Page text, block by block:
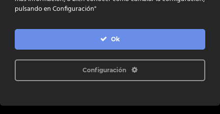
PROGRAMACIÓ INFOACTIVA'T
pulsando en Configuración"
Ok
Configuración